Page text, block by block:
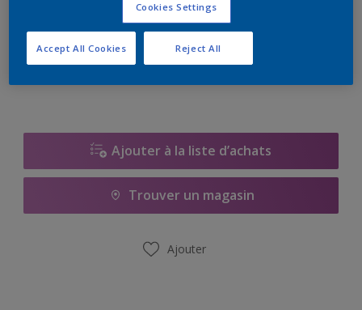
Ajouter à la liste d’achats
Trouver un magasin
Ajouter
Cookies Settings
Reject All
Accept All Cookies